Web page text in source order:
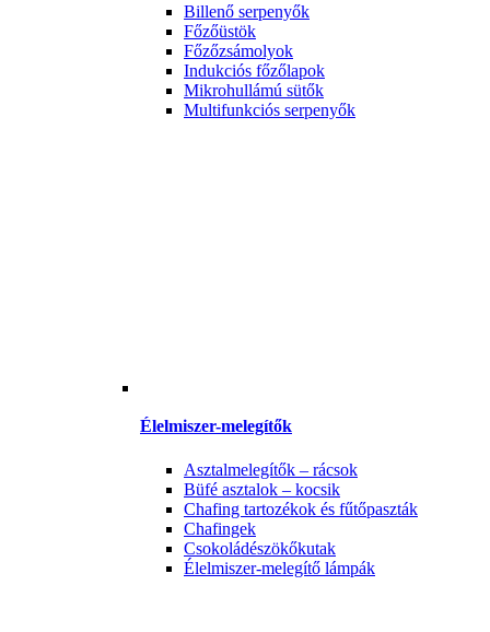
Billenő serpenyők
Főzőüstök
Főzőzsámolyok
Indukciós főzőlapok
Mikrohullámú sütők
Multifunkciós serpenyők
Élelmiszer-melegítők
Asztalmelegítők – rácsok
Büfé asztalok – kocsik
Chafing tartozékok és fűtőpaszták
Chafingek
Csokoládészökőkutak
Élelmiszer-melegítő lámpák